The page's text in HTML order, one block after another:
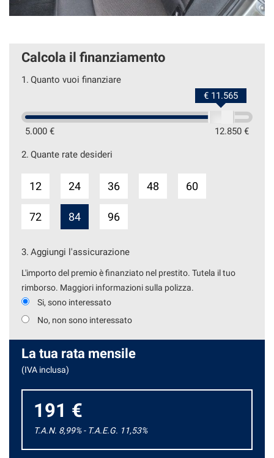
Calcola il finanziamento
1. Quanto vuoi finanziare
5.000 € 12.850 €
€ 11.565
2. Quante rate desideri
12 24 36 48 60
72 84 96
3. Aggiungi l'assicurazione
L'importo del premio è finanziato nel prestito. Tutela il tuo
rimborso. Maggiori informazioni sulla polizza.
Si, sono interessato
No, non sono interessato
La tua rata mensile
(IVA inclusa)
191 €
T.A.N. 8,99% - T.A.E.G. 11,53%